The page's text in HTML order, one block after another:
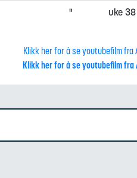
" uke 38
Klikk her for å se youtubefilm
Klikk her for å se youtubefilm